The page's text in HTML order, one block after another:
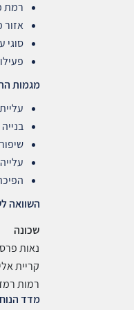
רמת
אזור
סוגי
מגמות
השוואה
שכונה
נאות פרס
קריית
רמות
מדד